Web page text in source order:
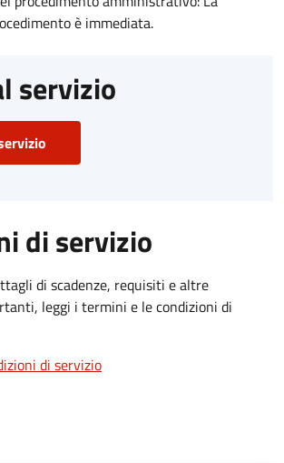
è immediata.
servizio
di servizio
di scadenze, requisiti e altre
leggi i termini e le condizioni di
di servizio